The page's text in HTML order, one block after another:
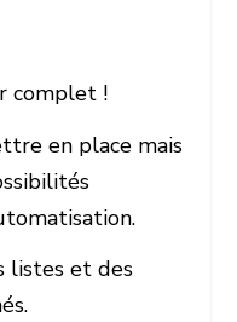
complet !
en place mais
listes et des